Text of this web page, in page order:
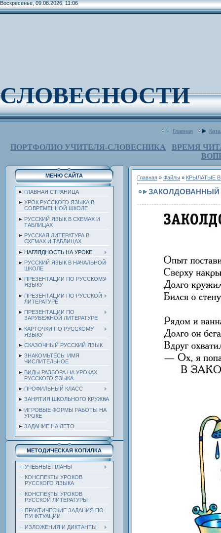
Воскресенье, 09.08.2026, 11:06
СЛОВЕСНОСТИ
Главная
ПОРТФОЛИО УЧИТЕЛЯ-СЛОВЕСНИКА
ВРЕМЯ
МЕНЮ САЙТА
ГЛАВНАЯ СТРАНИЦА
УРОК РУССКОГО ЯЗЫКА В
СОВРЕМЕННОЙ ШКОЛЕ
РУССКИЙ ЯЗЫК В СХЕМАХ И
ТАБЛИЦАХ
РУССКАЯ ЛИТЕРАТУРА В
СХЕМАХ И ТАБЛИЦАХ
НАГЛЯДНОСТЬ НА УРОКЕ
РУССКИЙ ЯЗЫК В НАЧАЛЬНОЙ
ШКОЛЕ
ПРЕЗЕНТАЦИИ ПО РУССКОМУ
ЯЗЫКУ
ПРЕЗЕНТАЦИИ ПО РУССКОЙ
ЛИТЕРАТУРЕ
ПРЕЗЕНТАЦИИ ПО
ЗАРУБЕЖНОЙ ЛИТЕРАТУРЕ
КАРТОЧКИ ПО РУССКОМУ
ЯЗЫКУ
СКАЗОЧНЫЙ РУССКИЙ ЯЗЫК
ЗНАКОМЬТЕСЬ: ИМЯ
ЧИСЛИТЕЛЬНОЕ
ВИДЫ РАЗБОРА НА УРОКАХ
РУССКОГО ЯЗЫКА
ПРОФИЛЬНЫЙ КЛАСС
ЗАНЯТИЯ ШКОЛЬНОГО КРУЖКА
ИГРОВЫЕ ФОРМЫ РАБОТЫ НА
УРОКЕ
ЗАДАНИЕ НА ЛЕТО
МЕТОДИЧЕСКАЯ КОПИЛКА
УЧЕБНЫЕ ПЛАНЫ
КОНСПЕКТЫ УРОКОВ
РУССКОГО ЯЗЫКА
КОНСПЕКТЫ УРОКОВ
РУССКОЙ ЛИТЕРАТУРЫ
ПРАКТИЧЕСКИЕ ЗАДАНИЯ ПО
ПУНКТУАЦИИ
ИЗЛОЖЕНИЯ И ДИКТАНТЫ
Главная » Файлы » КРЫЛАТЫЕ
ЗАКОЛДОВАННЫЙ